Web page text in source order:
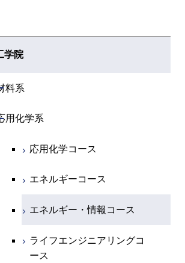
械系
閉
エネルギーコース
エネルギー・情報コース
エンジニアリングデザイン
ステム制御系
システム制御コース
エンジニアリングデザイン
気電子系
電気電子コース
エネルギーコース
エネルギー・情報コース
ライフエンジニアリングコ
情報通信系
情報通信コース
エンジニアリングデザイン
経営工学系
経営工学コース
エンジニアリングデザイン
学院
料系
閉
材料コース
エネルギーコース
エネルギー・情報コース
ライフエンジニアリングコ
原子核工学コース
用化学系
閉
応用化学コース
エネルギーコース
エネルギー・情報コース
ライフエンジニアリングコ
ース